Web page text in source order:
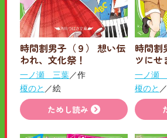
時間割男子（９） 想い伝
われ、文化祭！
一ノ瀬 三葉／作
榎のと ／絵
ためし読み
時間割
ツにせ
一ノ瀬
榎のと